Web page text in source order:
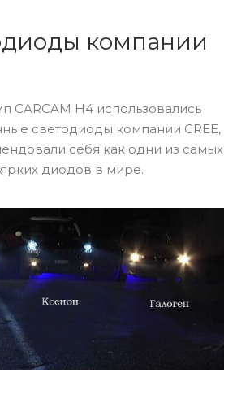
компании
CARCAM Н4 использовались
светодиоды компании CREE,
себя как одни из самых
диодов в мире.